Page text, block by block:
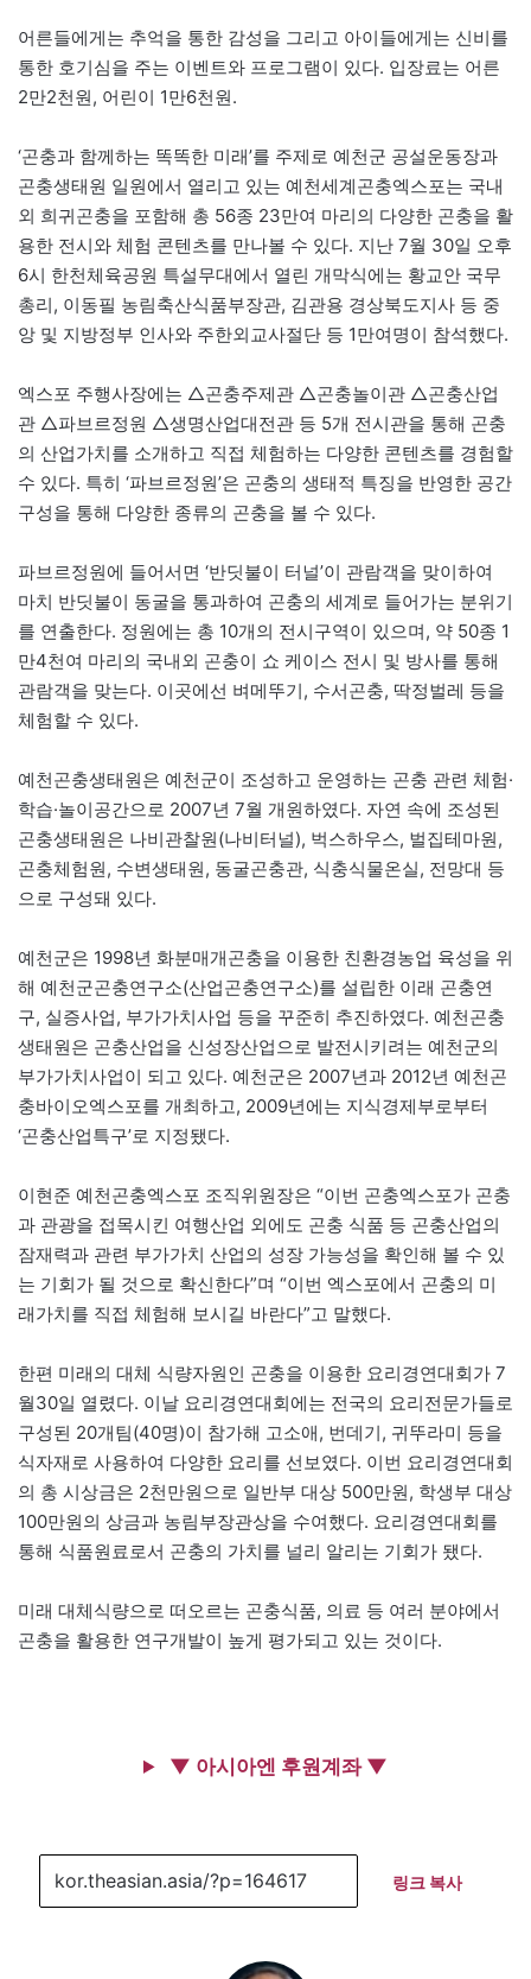
어른들에게는 추억을 통한 감성을 그리고 아이들에게는 신비를
통한 호기심을 주는 이벤트와 프로그램이 있다. 입장료는 어른
2만2천원, 어린이 1만6천원.
‘곤충과 함께하는 똑똑한 미래’를 주제로 예천군 공설운동장과
곤충생태원 일원에서 열리고 있는 예천세계곤충엑스포는 국내
외 희귀곤충을 포함해 총 56종 23만여 마리의 다양한 곤충을 활
용한 전시와 체험 콘텐츠를 만나볼 수 있다. 지난 7월 30일 오후
6시 한천체육공원 특설무대에서 열린 개막식에는 황교안 국무
총리, 이동필 농림축산식품부장관, 김관용 경상북도지사 등 중
앙 및 지방정부 인사와 주한외교사절단 등 1만여명이 참석했다.
엑스포 주행사장에는 △곤충주제관 △곤충놀이관 △곤충산업
관 △파브르정원 △생명산업대전관 등 5개 전시관을 통해 곤충
의 산업가치를 소개하고 직접 체험하는 다양한 콘텐츠를 경험할
수 있다. 특히 ‘파브르정원’은 곤충의 생태적 특징을 반영한 공간
구성을 통해 다양한 종류의 곤충을 볼 수 있다.
파브르정원에 들어서면 ‘반딧불이 터널’이 관람객을 맞이하여
마치 반딧불이 동굴을 통과하여 곤충의 세계로 들어가는 분위기
를 연출한다. 정원에는 총 10개의 전시구역이 있으며, 약 50종 1
만4천여 마리의 국내외 곤충이 쇼 케이스 전시 및 방사를 통해
관람객을 맞는다. 이곳에선 벼메뚜기, 수서곤충, 딱정벌레 등을
체험할 수 있다.
예천곤충생태원은 예천군이 조성하고 운영하는 곤충 관련 체험·
학습·놀이공간으로 2007년 7월 개원하였다. 자연 속에 조성된
곤충생태원은 나비관찰원(나비터널), 벅스하우스, 벌집테마원,
곤충체험원, 수변생태원, 동굴곤충관, 식충식물온실, 전망대 등
으로 구성돼 있다.
예천군은 1998년 화분매개곤충을 이용한 친환경농업 육성을 위
해 예천군곤충연구소(산업곤충연구소)를 설립한 이래 곤충연
구, 실증사업, 부가가치사업 등을 꾸준히 추진하였다. 예천곤충
생태원은 곤충산업을 신성장산업으로 발전시키려는 예천군의
부가가치사업이 되고 있다. 예천군은 2007년과 2012년 예천곤
충바이오엑스포를 개최하고, 2009년에는 지식경제부로부터
‘곤충산업특구’로 지정됐다.
이현준 예천곤충엑스포 조직위원장은 “이번 곤충엑스포가 곤충
과 관광을 접목시킨 여행산업 외에도 곤충 식품 등 곤충산업의
잠재력과 관련 부가가치 산업의 성장 가능성을 확인해 볼 수 있
는 기회가 될 것으로 확신한다”며 “이번 엑스포에서 곤충의 미
래가치를 직접 체험해 보시길 바란다”고 말했다.
한편 미래의 대체 식량자원인 곤충을 이용한 요리경연대회가 7
월30일 열렸다. 이날 요리경연대회에는 전국의 요리전문가들로
구성된 20개팀(40명)이 참가해 고소애, 번데기, 귀뚜라미 등을
식자재로 사용하여 다양한 요리를 선보였다. 이번 요리경연대회
의 총 시상금은 2천만원으로 일반부 대상 500만원, 학생부 대상
100만원의 상금과 농림부장관상을 수여했다. 요리경연대회를
통해 식품원료로서 곤충의 가치를 널리 알리는 기회가 됐다.
미래 대체식량으로 떠오르는 곤충식품, 의료 등 여러 분야에서
곤충을 활용한 연구개발이 높게 평가되고 있는 것이다.
▼ 아시아엔 후원계좌 ▼
링크 복사